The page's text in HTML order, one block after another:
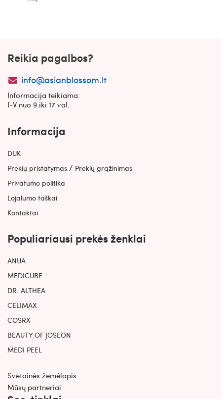
Reikia pagalbos?
info@asianblossom.lt
Informacija teikiama:
I-V nuo 9 iki 17 val.
Informacija
DUK
Prekių pristatymas / Prekių grąžinimas
Privatumo politika
Lojalumo taškai
Kontaktai
Populiariausi prekės ženklai
ANUA
MEDICUBE
DR. ALTHEA
CELIMAX
COSRX
BEAUTY OF JOSEON
MEDI PEEL
Svetainės žemėlapis
Mūsų partneriai